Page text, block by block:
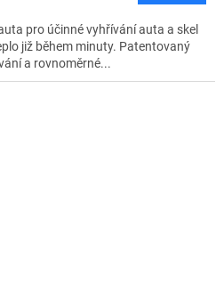
pro účinné vyhřívání auta a skel
již během minuty. Patentovaný
a rovnoměrné...